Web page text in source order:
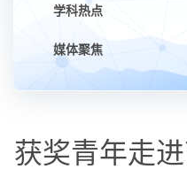
学科热点
媒体聚焦
获奖青年走